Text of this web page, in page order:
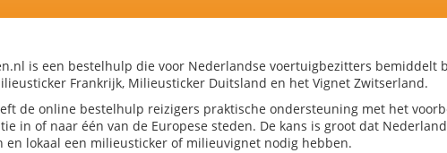
is een bestelhulp die voor Nederlandse voertuigbezitters bemiddelt
Frankrijk, Milieusticker Duitsland en het Vignet Zwitserland.
de online bestelhulp reizigers praktische ondersteuning met het
in of naar één van de Europese steden. De kans is groot dat
en lokaal een milieusticker of milieuvignet nodig hebben.